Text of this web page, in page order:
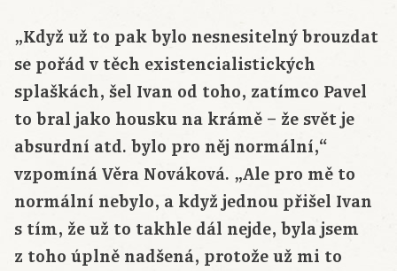
„Když už to pak bylo nesnesitelný brouzdat
se pořád v těch existencialistických
splaškách, šel Ivan od toho, zatímco Pavel
to bral jako housku na krámě – že svět je
absurdní atd. bylo pro něj normální,“
vzpomíná Věra Nováková. „Ale pro mě to
normální nebylo, a když jednou přišel Ivan
s tím, že už to takhle dál nejde, byla jsem
z toho úplně nadšená, protože už mi to